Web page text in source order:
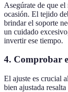
Asegúrate de que
ocasión. El tejido
brindar el soporte
un cuidado
invertir ese tiempo.
4. Comprobar
El ajuste es crucial
bien ajustada